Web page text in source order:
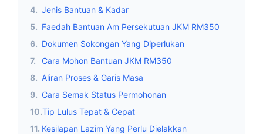
4. Jenis Bantuan & Kadar
5. Faedah Bantuan Am Persekutuan JKM RM350
6. Dokumen Sokongan Yang Diperlukan
7.
Cara Mohon Bantuan JKM RM350
8. Aliran Proses & Garis Masa
9. Cara Semak Status Permohonan
10.Tip Lulus Tepat & Cepat
11. Kesilapan Lazim Yang Perlu Dielakkan